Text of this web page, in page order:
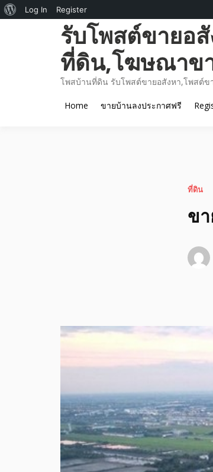
รับโพสต์ขายอ
ที่ดิน,โฆษณาข
โพสบ้านที่ดิน รับโพสต์ขายอสังหา,โพสต์
Home ขายบ้านลงประกาศฟรี
ที่ดิน
ข
About
Log In Register